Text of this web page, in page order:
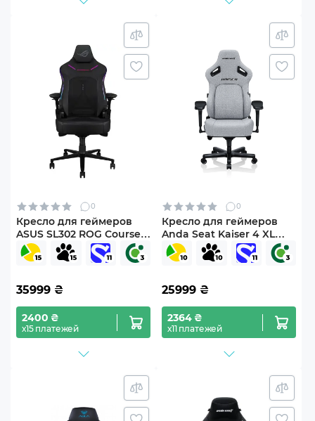
0
Кресло для геймеров
ASUS SL302 ROG Courser
Gaming Chair Black
(90GC01S0-MSG010)
35999 ₴
2400 ₴
х15 платежей
0
Кресло для геймеров
Anda Seat Kaiser 4 XL
Ash Gray (AD12YDDC-XLL-
20-G-CF)
25999 ₴
2364 ₴
х11 платежей